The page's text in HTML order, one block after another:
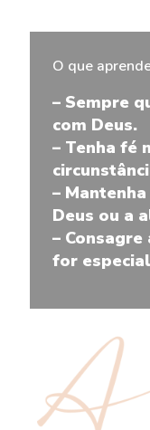
O que
– Sempre
com Deus.
– Tenha fé
–
Deus ou a
–
for